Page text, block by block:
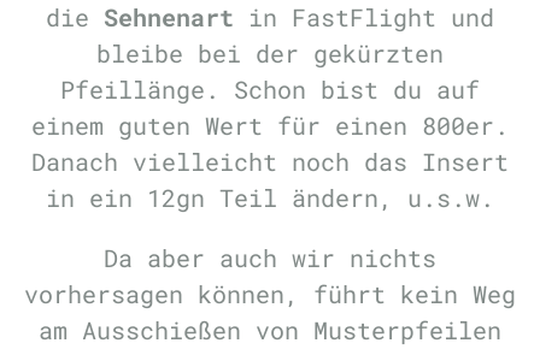
die Sehnenart in FastFlight und
bleibe bei der gekürzten
Pfeillänge. Schon bist du auf
einem guten Wert für einen 800er.
Danach vielleicht noch das Insert
in ein 12gn Teil ändern, u.s.w.
Da aber auch wir nichts
vorhersagen können, führt kein Weg
am Ausschießen von Musterpfeilen